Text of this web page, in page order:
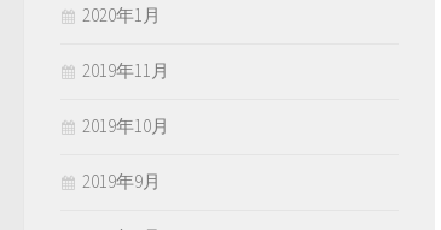
2020年1月
2019年11月
2019年10月
2019年9月